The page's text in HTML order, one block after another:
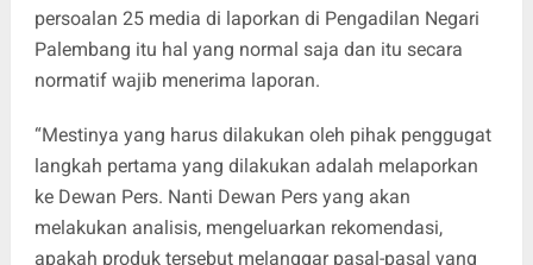
persoalan 25 media di laporkan di Pengadilan Negari
Palembang itu hal yang normal saja dan itu secara
normatif wajib menerima laporan.
“Mestinya yang harus dilakukan oleh pihak penggugat
langkah pertama yang dilakukan adalah melaporkan
ke Dewan Pers. Nanti Dewan Pers yang akan
melakukan analisis, mengeluarkan rekomendasi,
apakah produk tersebut melanggar pasal-pasal yang